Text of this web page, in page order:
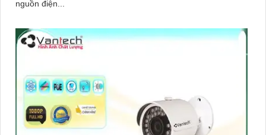
nguồn điện...